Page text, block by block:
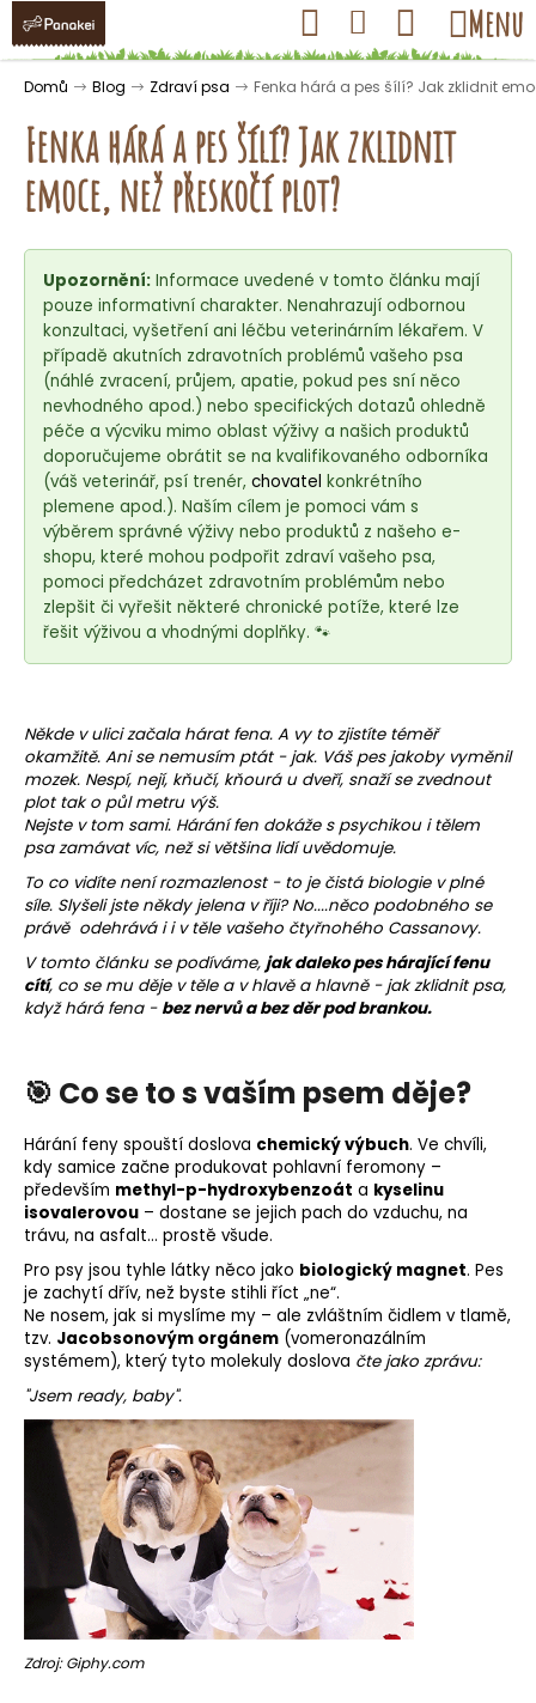
Přejít
obsah
Hledat Přihlášení
Nákupní
košík
Menu
Domů Blog Zdraví psa Fenka hárá a pes šílí? Jak zklidnit
Fenka hárá a pes šílí? Jak zklidnit
emoce, než přeskočí plot?
Upozornění: Informace uvedené v tomto článku mají
pouze informativní charakter. Nenahrazují odbornou
konzultaci, vyšetření ani léčbu veterinárním lékařem. V
případě akutních zdravotních problémů vašeho psa
(náhlé zvracení, průjem, apatie, pokud pes sní něco
nevhodného apod.) nebo specifických dotazů ohledně
péče a výcviku mimo oblast výživy a našich produktů
doporučujeme obrátit se na kvalifikovaného odborníka
(váš veterinář, psí trenér, chovatel konkrétního
plemene apod.). Naším cílem je pomoci vám s
výběrem správné výživy nebo produktů z našeho e-
shopu, které mohou podpořit zdraví vašeho psa,
pomoci předcházet zdravotním problémům nebo
zlepšit či vyřešit některé chronické potíže, které lze
řešit výživou a vhodnými doplňky. 🐾
Někde v ulici začala hárat fena. A vy to zjistíte téměř
okamžitě. Ani se nemusím ptát - jak. Váš pes jakoby vyměnil
mozek. Nespí, nejí, kňučí, kňourá u dveří, snaží se zvednout
plot tak o půl metru výš.
Nejste v tom sami. Hárání fen dokáže s psychikou i tělem
psa zamávat víc, než si většina lidí uvědomuje.
To co vidíte není rozmazlenost - to je čistá biologie v plné
síle. Slyšeli jste někdy jelena v říji? No....něco podobného se
právě odehrává i i v těle vašeho čtyřnohého Cassanovy.
V tomto článku se podíváme, jak daleko pes hárající fenu
cítí, co se mu děje v těle a v hlavě a hlavně - jak zklidnit psa,
když hárá fena - bez nervů a bez děr pod brankou.
🎯 Co se to s vaším psem děje?
Hárání feny spouští doslova chemický výbuch. Ve chvíli,
kdy samice začne produkovat pohlavní feromony –
především methyl-p-hydroxybenzoát a kyselinu
isovalerovou – dostane se jejich pach do vzduchu, na
trávu, na asfalt… prostě všude.
Pro psy jsou tyhle látky něco jako biologický magnet. Pes
je zachytí dřív, než byste stihli říct „ne“.
Ne nosem, jak si myslíme my – ale zvláštním čidlem v tlamě,
tzv. Jacobsonovým orgánem (vomeronazálním
systémem), který tyto molekuly doslova čte jako zprávu:
"Jsem ready, baby".
Zdroj: Giphy.com
K
o Zpět
Zpět
o
a
í
t
?
HLEDAT
D
o
u
č
u
j
m
e